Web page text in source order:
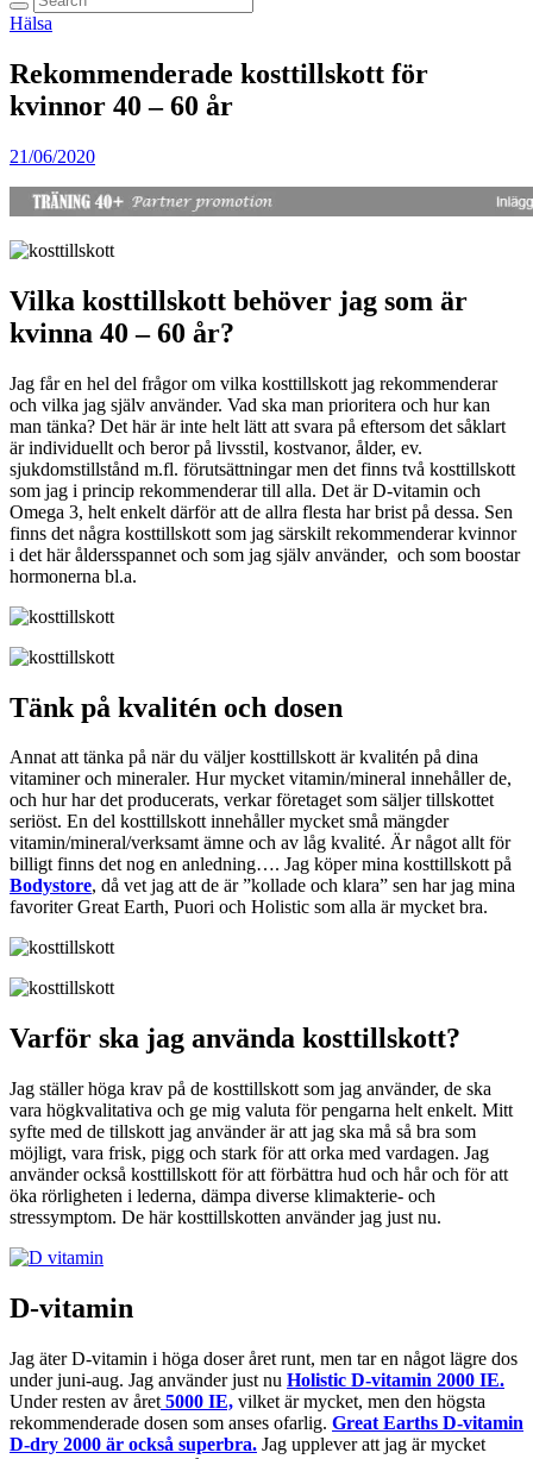
Hälsa
Rekommenderade kosttillskott för
kvinnor 40 – 60 år
21/06/2020
Vilka kosttillskott behöver jag som är
kvinna 40 – 60 år?
Jag får en hel del frågor om vilka kosttillskott jag rekommenderar
och vilka jag själv använder. Vad ska man prioritera och hur kan
man tänka? Det här är inte helt lätt att svara på eftersom det såklart
är individuellt och beror på livsstil, kostvanor, ålder, ev.
sjukdomstillstånd m.fl. förutsättningar men det finns två kosttillskott
som jag i princip rekommenderar till alla. Det är D-vitamin och
Omega 3, helt enkelt därför att de allra flesta har brist på dessa. Sen
finns det några kosttillskott som jag särskilt rekommenderar kvinnor
i det här åldersspannet och som jag själv använder, och som boostar
hormonerna bl.a.
Tänk på kvalitén och dosen
Annat att tänka på när du väljer kosttillskott är kvalitén på dina
vitaminer och mineraler. Hur mycket vitamin/mineral innehåller de,
och hur har det producerats, verkar företaget som säljer tillskottet
seriöst. En del kosttillskott innehåller mycket små mängder
vitamin/mineral/verksamt ämne och av låg kvalité. Är något allt för
billigt finns det nog en anledning…. Jag köper mina kosttillskott på
Bodystore, då vet jag att de är ”kollade och klara” sen har jag mina
favoriter Great Earth, Puori och Holistic som alla är mycket bra.
Varför ska jag använda kosttillskott?
Jag ställer höga krav på de kosttillskott som jag använder, de ska
vara högkvalitativa och ge mig valuta för pengarna helt enkelt. Mitt
syfte med de tillskott jag använder är att jag ska må så bra som
möjligt, vara frisk, pigg och stark för att orka med vardagen. Jag
använder också kosttillskott för att förbättra hud och hår och för att
öka rörligheten i lederna, dämpa diverse klimakterie- och
stressymptom. De här kosttillskotten använder jag just nu.
D-vitamin
Jag äter D-vitamin i höga doser året runt, men tar en något lägre dos
under juni-aug. Jag använder just nu Holistic D-vitamin 2000 IE.
Under resten av året 5000 IE, vilket är mycket, men den högsta
rekommenderade dosen som anses ofarlig. Great Earths D-vitamin
D-dry 2000 är också superbra. Jag upplever att jag är mycket